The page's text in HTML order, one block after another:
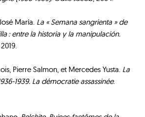
María. La « Semana sangrienta » de
: entre la historia y la manipulación.
Pierre Salmon, et Mercedes Yusta. La
1939. La démocratie assassinée.